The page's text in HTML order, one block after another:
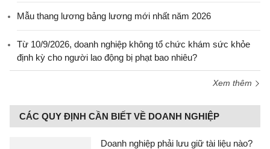
Mẫu thang lương bảng lương mới nhất năm 2026
Từ 10/9/2026, doanh nghiệp không tổ chức khám sức khỏe
định kỳ cho người lao động bị phạt bao nhiêu?
Xem thêm
CÁC QUY ĐỊNH CẦN BIẾT VỀ DOANH NGHIỆP
Doanh nghiệp phải lưu giữ tài liệu nào?